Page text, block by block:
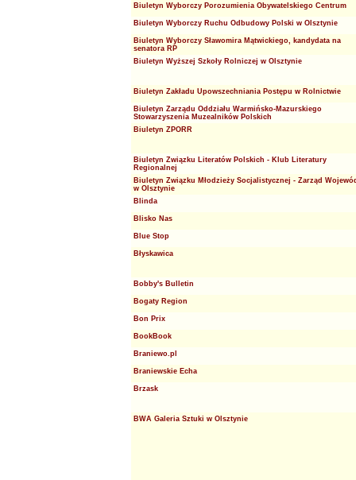
Biuletyn Wyborczy Porozumienia Obywatelskiego Centrum
Biuletyn Wyborczy Ruchu Odbudowy Polski w Olsztynie
Biuletyn Wyborczy Sławomira Mątwickiego, kandydata na
senatora RP
Biuletyn Wyższej Szkoły Rolniczej w Olsztynie
Biuletyn Zakładu Upowszechniania Postępu w Rolnictwie
Biuletyn Zarządu Oddziału Warmińsko-Mazurskiego
Stowarzyszenia Muzealników Polskich
Biuletyn ZPORR
Biuletyn Związku Literatów Polskich - Klub Literatury
Regionalnej
Biuletyn Związku Młodzieży Socjalistycznej - Zarząd
w Olsztynie
Blinda
Blisko Nas
Blue Stop
Błyskawica
Bobby's Bulletin
Bogaty Region
Bon Prix
BookBook
Braniewo.pl
Braniewskie Echa
Brzask
BWA Galeria Sztuki w Olsztynie